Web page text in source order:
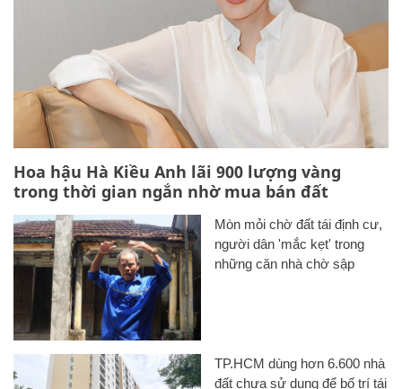
Hoa hậu Hà Kiều Anh lãi 900 lượng vàng
trong thời gian ngắn nhờ mua bán đất
Mòn mỏi chờ đất tái định cư,
người dân 'mắc kẹt' trong
những căn nhà chờ sập
TP.HCM dùng hơn 6.600 nhà
đất chưa sử dụng để bố trí tái